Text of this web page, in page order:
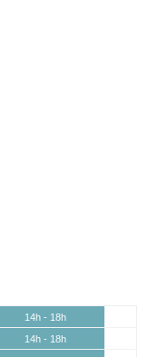
14h - 18h
14h - 18h